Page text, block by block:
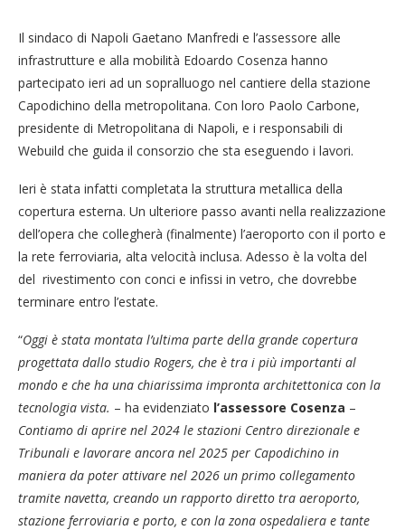
Il sindaco di Napoli Gaetano Manfredi e l’assessore alle
infrastrutture e alla mobilità Edoardo Cosenza hanno
partecipato ieri ad un sopralluogo nel cantiere della stazione
Capodichino della metropolitana. Con loro Paolo Carbone,
presidente di Metropolitana di Napoli, e i responsabili di
Webuild che guida il consorzio che sta eseguendo i lavori.
Ieri è stata infatti completata la struttura metallica della
copertura esterna. Un ulteriore passo avanti nella realizzazione
dell’opera che collegherà (finalmente) l’aeroporto con il porto e
la rete ferroviaria, alta velocità inclusa. Adesso è la volta del
del rivestimento con conci e infissi in vetro, che dovrebbe
terminare entro l’estate.
“Oggi è stata montata l’ultima parte della grande copertura
progettata dallo studio Rogers, che è tra i più importanti al
mondo e che ha una chiarissima impronta architettonica con la
tecnologia vista. – ha evidenziato l’assessore Cosenza –
Contiamo di aprire nel 2024 le stazioni Centro direzionale e
Tribunali e lavorare ancora nel 2025 per Capodichino in
maniera da poter attivare nel 2026 un primo collegamento
tramite navetta, creando un rapporto diretto tra aeroporto,
stazione ferroviaria e porto, e con la zona ospedaliera e tante